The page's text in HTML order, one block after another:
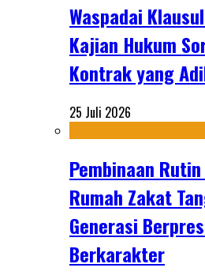
Waspadai
Kajian Hukum
Kontrak yang
25 Juli 2026
Pembinaan
Rumah Zakat
Generasi
Berkarakter